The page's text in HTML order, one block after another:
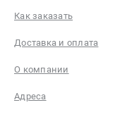
Как заказать
Доставка и оплата
О компании
Адреса